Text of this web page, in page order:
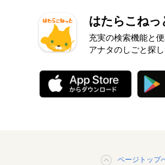
はたらこねっ
充実の検索機能と
アナタのしごと探
ページトップ